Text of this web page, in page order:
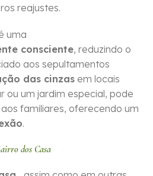
reajustes.
uma
consciente, reduzindo o
aos sepultamentos
das cinzas em locais
ou um jardim especial, pode
familiares, oferecendo um
.
dos Casa